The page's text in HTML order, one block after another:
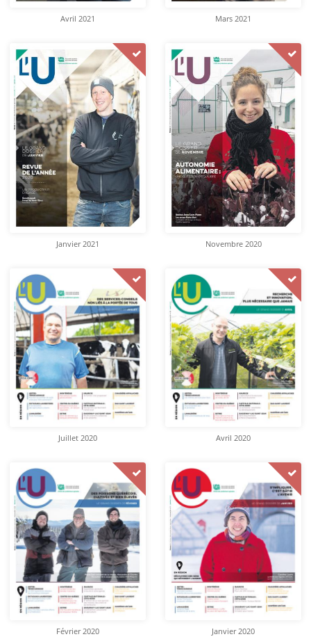
Avril 2021 Mars 2021
Janvier 2021 Novembre 2020
Juillet 2020 Avril 2020
Février 2020 Janvier 2020